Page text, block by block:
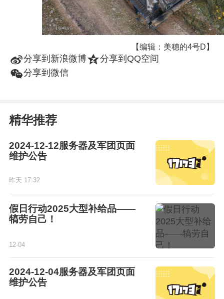
【编辑：美穗的4号D】
t分享到新浪微博z分享到QQ空间
w分享到微信
精华推荐
2024-12-12服务器及军团页面
维护公告
昨天 17:32
假日行动2025大型补给品——
犒劳自己！
12-04
2024-12-04服务器及军团页面
维护公告